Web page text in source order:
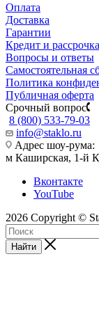
Оплата
Доставка
Гарантии
Кредит и рассрочка
Вопросы и ответы
Самостоятельная
Политика
Публичная оферта
Срочный вопрос
8 (800) 533-79-03
info@staklo.ru
Адрес шоу-рума:
м Каширская, 1-й
Вконтакте
YouTube
2026 Copyright ©
Найти